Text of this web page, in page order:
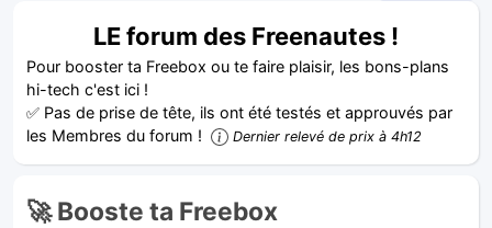
LE forum des Freenautes !
Pour booster ta Freebox ou te faire plaisir, les bons-plans
hi-tech c'est ici !
✅ Pas de prise de tête, ils ont été testés et approuvés par
les Membres du forum !
Dernier relevé de prix à 4h12
🚀 Booste ta Freebox